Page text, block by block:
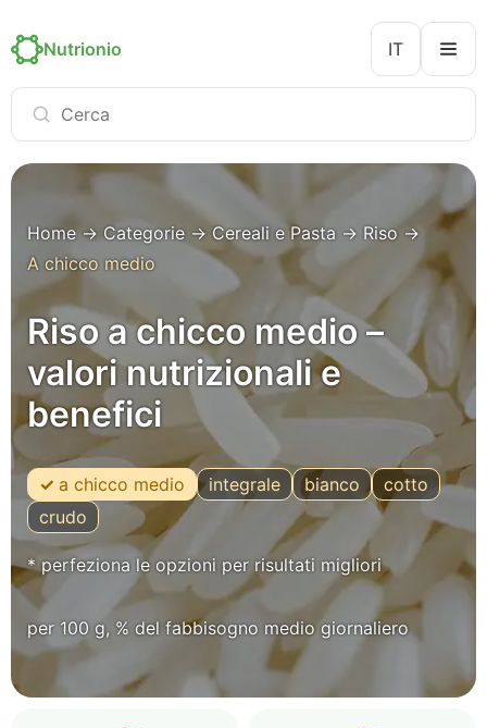
Nutrionio IT
Home→Categorie → Cereali e Pasta → Riso →
A chicco medio
Riso a chicco medio –
valori nutrizionali e
benefici
a chicco medio integrale bianco
cotto
crudo
* perfeziona le opzioni per risultati migliori
per 100 g, % del fabbisogno medio giornaliero